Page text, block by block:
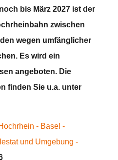
bis März 2027 ist der
zwischen
wegen umfänglicher
Es wird ein
angeboten. Die
finden Sie u.a. unter
- Basel -
und Umgebung -